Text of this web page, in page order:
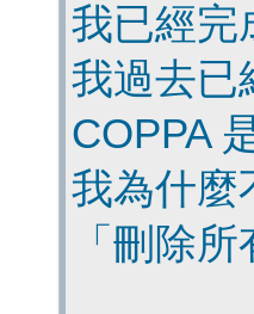
我已經完
我過去已
COPPA
我為什麼
「刪除